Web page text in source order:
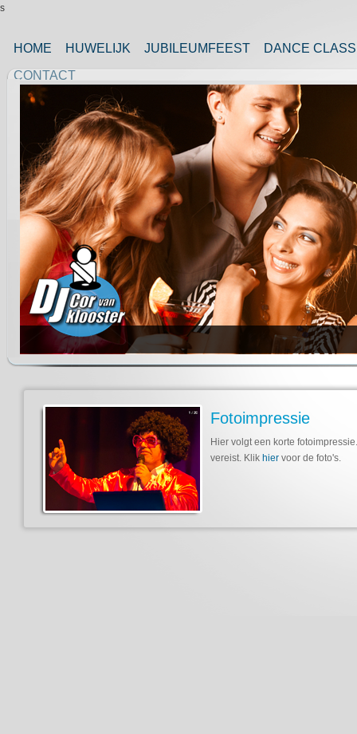
s
HOME HUWELIJK JUBILEUMFEEST
DANCE
CONTACT
Fotoimpressie
Hier volgt een korte
vereist. Klik hier voor de foto's.